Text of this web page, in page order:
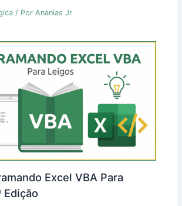
/ PorAnanias Jr
Excel VBA Para
Edição